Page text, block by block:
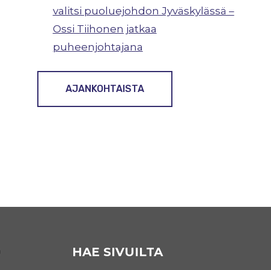
valitsi puoluejohdon Jyväskylässä –
Ossi Tiihonen jatkaa
puheenjohtajana
AJANKOHTAISTA
HAE SIVUILTA